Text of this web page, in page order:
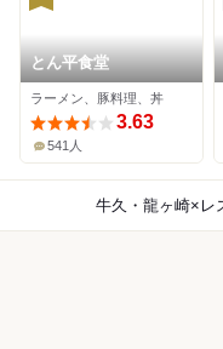
とん平食堂
ラーメン、豚料理、丼
3.63
541人